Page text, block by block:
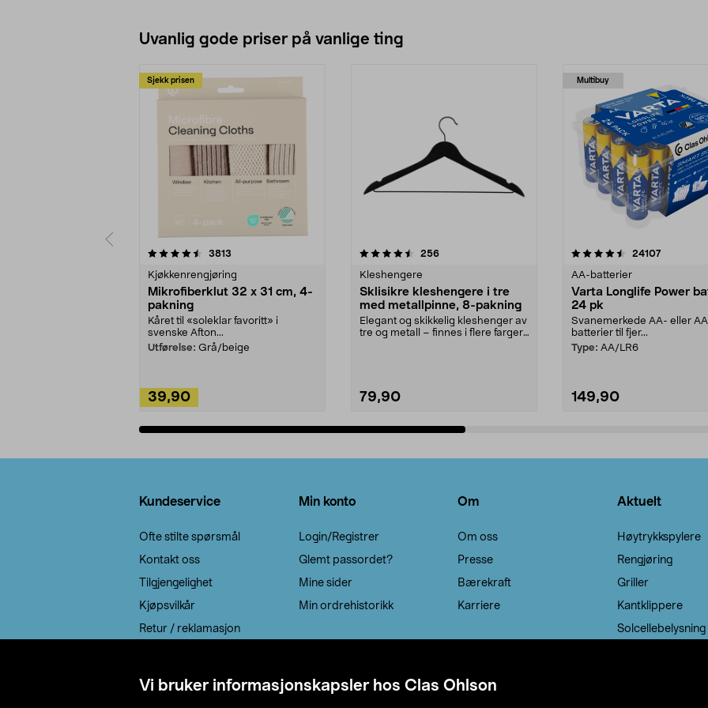
Vi bruker informasjonskapsler hos Clas Ohlson
ml – lenge mellom hver tømming.
fanger opp mikropartikler.
Uvanlig gode priser på vanlige ting
Sjekk prisen
3813
Kjøkkenrengjøring
Mikrofiberklut 32 x 31 cm, 4-
pakning
Kåret til «soleklar favoritt» i
svenske Afton...
Utførelse: Grå/beige
39,90
4.5av 5 stjerner 256anmeldelser
Kleshengere
Sklisikre kleshengere i tre
med metallpinne, 8-pakning
Elegant og skikkelig kleshenger av
tre og metall – finnes i flere farger.
79,90
Multibuy
4.5av 5 stjerner 24107
AA-batterier
Varta Longlife Power
24 pk
Svanemerkede AA- eller
batterier til fjer...
Type: AA/LR6
149,90
4.5av 5 stjerner
Kundeservice
Ofte stilte spørsmål
Kontakt oss
Tilgjengelighet
Kjøpsvilkår
Retur / reklamasjon
Min konto
Login/Registrer
Glemt passordet?
Mine sider
Min ordrehistorikk
Om
Om oss
Presse
Bærekraft
Karriere
Aktuelt
Høytrykkspylere
Rengjøring
Griller
Kantklippere
Solcellebelysning